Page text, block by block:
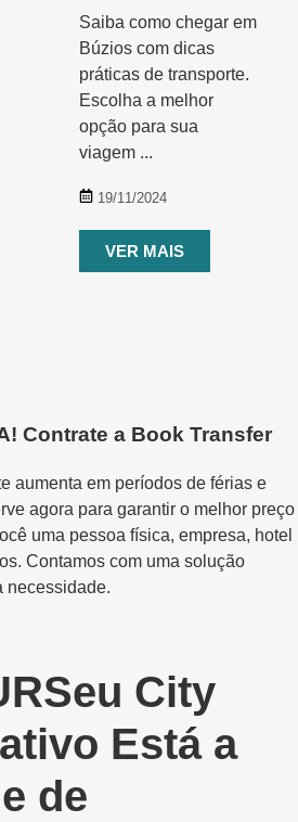
Saiba como chegar em
Búzios com dicas
práticas de transporte.
Escolha a melhor
opção para sua
viagem ...
19/11/2024
VER MAIS
Contrate a Book Transfer
aumenta em períodos de férias e
agora para garantir o melhor preço
uma pessoa física, empresa, hotel
Contamos com uma solução
necessidade.
Seu City
Está a
de